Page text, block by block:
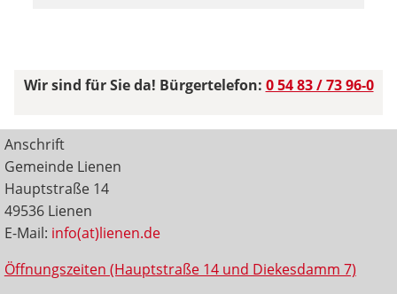
Wir sind für Sie da! Bürgertelefon: 0 54 83 / 73 96-0
Anschrift
Gemeinde Lienen
Hauptstraße 14
49536 Lienen
E-Mail: info(at)lienen.de
Öffnungszeiten (Hauptstraße 14 und Diekesdamm 7)